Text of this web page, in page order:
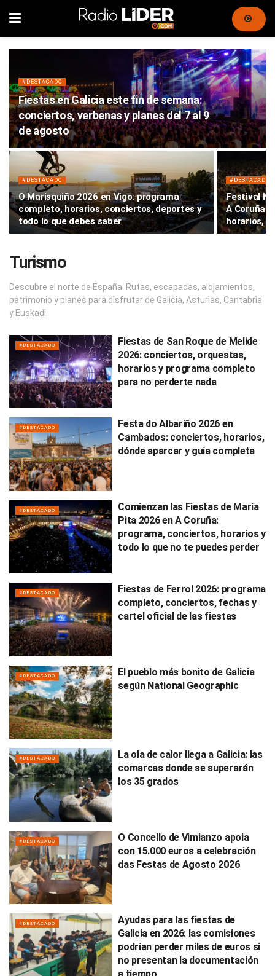
#DESTACADO
Fiestas en Galicia este fin de semana:
conciertos, verbenas y planes del 7 al 9
de agosto
#DESTACADO
O Marisquiño 2026 en Vigo: programa
completo, horarios, conciertos, deportes y
todo lo que debes saber
#DESTACADO
Festival
A Coruña:
horarios,
Turismo
Descubre el norte de España. Rutas, escapadas, alojamientos,
patrimonio y planes para disfrutar de Galicia, Asturias, Cantabria
y Euskadi.
#DESTACADO
Fiestas de San Roque de Melide
2026: conciertos, orquestas,
horarios y programa completo
para no perderte nada
#DESTACADO
Festa do Albariño 2026 en
Cambados: conciertos, horarios,
dónde aparcar y guía completa
#DESTACADO
Comienzan las Fiestas de María
Pita 2026 en A Coruña:
programa, conciertos, horarios y
todo lo que no te puedes perder
#DESTACADO
Fiestas de Ferrol 2026: programa
completo, conciertos, fechas y
cartel oficial de las fiestas
#DESTACADO
El pueblo más bonito de Galicia
según National Geographic
#DESTACADO
La ola de calor llega a Galicia: las
comarcas donde se superarán
los 35 grados
#DESTACADO
O Concello de Vimianzo apoia
con 15.000 euros a celebración
das Festas de Agosto 2026
#DESTACADO
Ayudas para las fiestas de
Galicia en 2026: las comisiones
podrían perder miles de euros si
no presentan la documentación